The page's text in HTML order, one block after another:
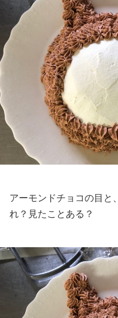
アーモンドチョコの目
れ？見たことある？